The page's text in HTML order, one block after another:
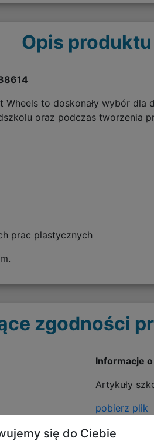
Opis produktu
to doskonały wybór
oraz podczas tworzenia
prac plastycznych
zgodności
Informacje
Artykuły
pobierz plik
się do Ciebie